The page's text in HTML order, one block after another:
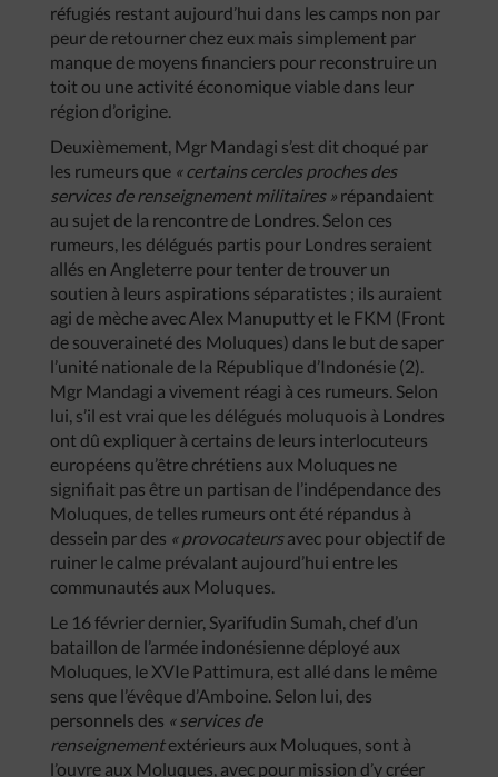
réfugiés restant aujourd’hui dans les camps non par
peur de retourner chez eux mais simplement par
manque de moyens financiers pour reconstruire un
toit ou une activité économique viable dans leur
région d’origine.
Deuxièmement, Mgr Mandagi s’est dit choqué par
les rumeurs que « certains cercles proches des
services de renseignement militaires » répandaient
au sujet de la rencontre de Londres. Selon ces
rumeurs, les délégués partis pour Londres seraient
allés en Angleterre pour tenter de trouver un
soutien à leurs aspirations séparatistes ; ils auraient
agi de mèche avec Alex Manuputty et le FKM (Front
de souveraineté des Moluques) dans le but de saper
l’unité nationale de la République d’Indonésie (2).
Mgr Mandagi a vivement réagi à ces rumeurs. Selon
lui, s’il est vrai que les délégués moluquois à Londres
ont dû expliquer à certains de leurs interlocuteurs
européens qu’être chrétiens aux Moluques ne
signifiait pas être un partisan de l’indépendance des
Moluques, de telles rumeurs ont été répandus à
dessein par des « provocateursavec pour objectif de
ruiner le calme prévalant aujourd’hui entre les
communautés aux Moluques.
Le 16 février dernier, Syarifudin Sumah, chef d’un
bataillon de l’armée indonésienne déployé aux
Moluques, le XVIe Pattimura, est allé dans le même
sens que l’évêque d’Amboine. Selon lui, des
personnels des « services de
renseignementextérieurs aux Moluques, sont à
l’ouvre aux Moluques, avec pour mission d’y créer